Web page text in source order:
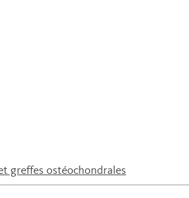
greffes ostéochon­drales